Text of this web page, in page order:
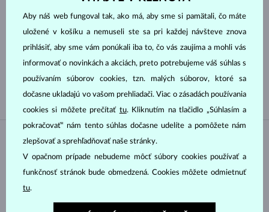
JIŽNÍHO PACIFIKU, TAHITSKÁ AKOYA
SLADKOVODNÉ TAHITSKÁ
JUŽNÉHO PACIFIKU JUŽNÉHO PACIFIKU,
SLADKOVODNÉ
NA SKLADE
NA SKLADE
Aby náš web fungoval tak, ako má, aby sme si pamätali, čo máte
uložené v košíku a nemuseli ste sa pri každej návšteve znova
prihlásiť, aby sme vám ponúkali iba to, čo vás zaujíma a mohli vás
informovať o novinkách a akciách, preto potrebujeme váš súhlas s
používaním súborov cookies, tzn. malých súborov, ktoré sa
dočasne ukladajú vo vašom prehliadači. Viac o zásadách používania
cookies si môžete prečítať tu. Kliknutím na tlačidlo „Súhlasím a
pokračovať“ nám tento súhlas dočasne udelíte a pomôžete nám
zlepšovať a sprehľadňovať naše stránky.
V opačnom prípade nebudeme môcť súbory cookies používať a
funkčnosť stránok bude obmedzená. Cookies môžete odmietnuť
tu.